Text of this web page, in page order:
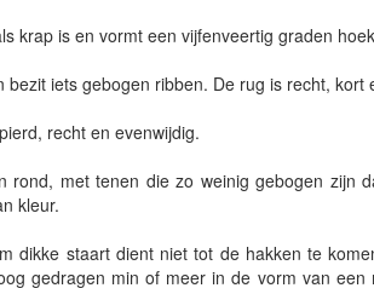
krap is en vormt een vijfenveertig graden
bezit iets gebogen ribben. De rug is recht, kort
recht en evenwijdig.
rond, met tenen die zo weinig gebogen zijn
kleur.
dikke staart dient niet tot de hakken te
gedragen min of meer in de vorm van